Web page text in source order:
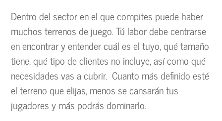
Dentro del sector en el que compites puede haber
muchos terrenos de juego. Tú labor debe centrarse
en encontrar y entender cuál es el tuyo, qué tamaño
tiene, qué tipo de clientes no incluye, así como qué
necesidades vas a cubrir. Cuanto más definido esté
el terreno que elijas, menos se cansarán tus
jugadores y más podrás dominarlo.